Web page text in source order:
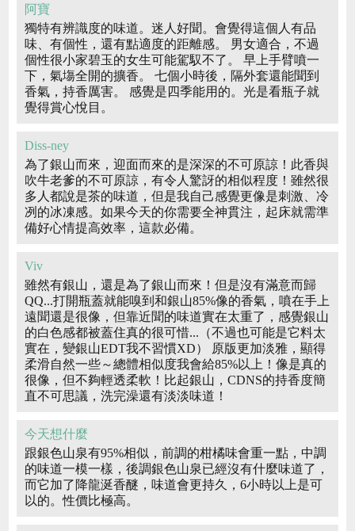
阿寶
獨特有辨識度的味道。迷人好聞。會覺得這個人有品
味、有個性，還有點適度的距離感。 男女適合，不過
個性很小家碧玉的女生可能駕馭不了。 早上手臂噴一
下，氣塲全開的擴香。 七個小時後，隔外套還能聞到
香氣，持香厲害。 感覺是四季能用的。光是看瓶子就
覺得賞心悅目。
Diss-ney
為了銀山而來，迎面而來的是深深的不可原諒！此香與
吹牛老爹的不可原諒，有令人驚訝的相似程度！雖然很
多人都說是茶的味道，但是我自己感覺更像是刺激、冷
冽的冰凍感。如果今天的你需要全神貫注，起床就需準
備好心情提高效率，這款必備。
Viv
雖然有銀山，還是為了銀山而來！但是沒有滿意而歸
QQ...打開瓶蓋就能嗅到和銀山85%像的香氣，噴在手上
遠聞還是很像，但靠近聞的味道實在太重了，感覺銀山
的白色感都被蓋住真的很可惜...（不過也可能是它料太
實在，變銀山EDT我不習慣XD） 原版更加淡雅，顯得
柔滑自然一些～總體相似度我會給85%以上！像是真的
很像，但不夠輕透柔軟！比起銀山，CDNS的持香度簡
直不可思議，洗完澡還有淡淡味道！
今天想什麼
跟銀色山泉有95%相似，前調的柑橘味會重一點，中調
的味道一模一樣，後調銀色山泉已經沒有什麼味道了，
而它加了降龍涎香醚，味道會更持久，6小時以上是可
以的。性價比極高。